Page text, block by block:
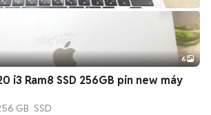
+2
6
i3 Ram8 SSD 256GB pin new máy
GB SSD